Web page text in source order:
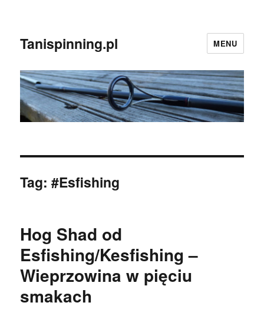
Tanispinning.pl MENU
Tag:#Esfishing
Hog Shad od
Esfishing/Kesfishing –
Wieprzowina w pięciu
smakach